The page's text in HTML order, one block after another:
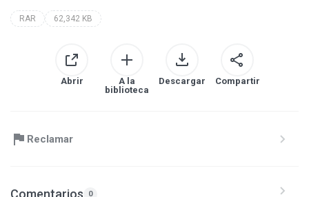
RAR 62,342 KB
Abrir
A la
biblioteca
Descargar Compartir
Reclamar
Comentarios 0